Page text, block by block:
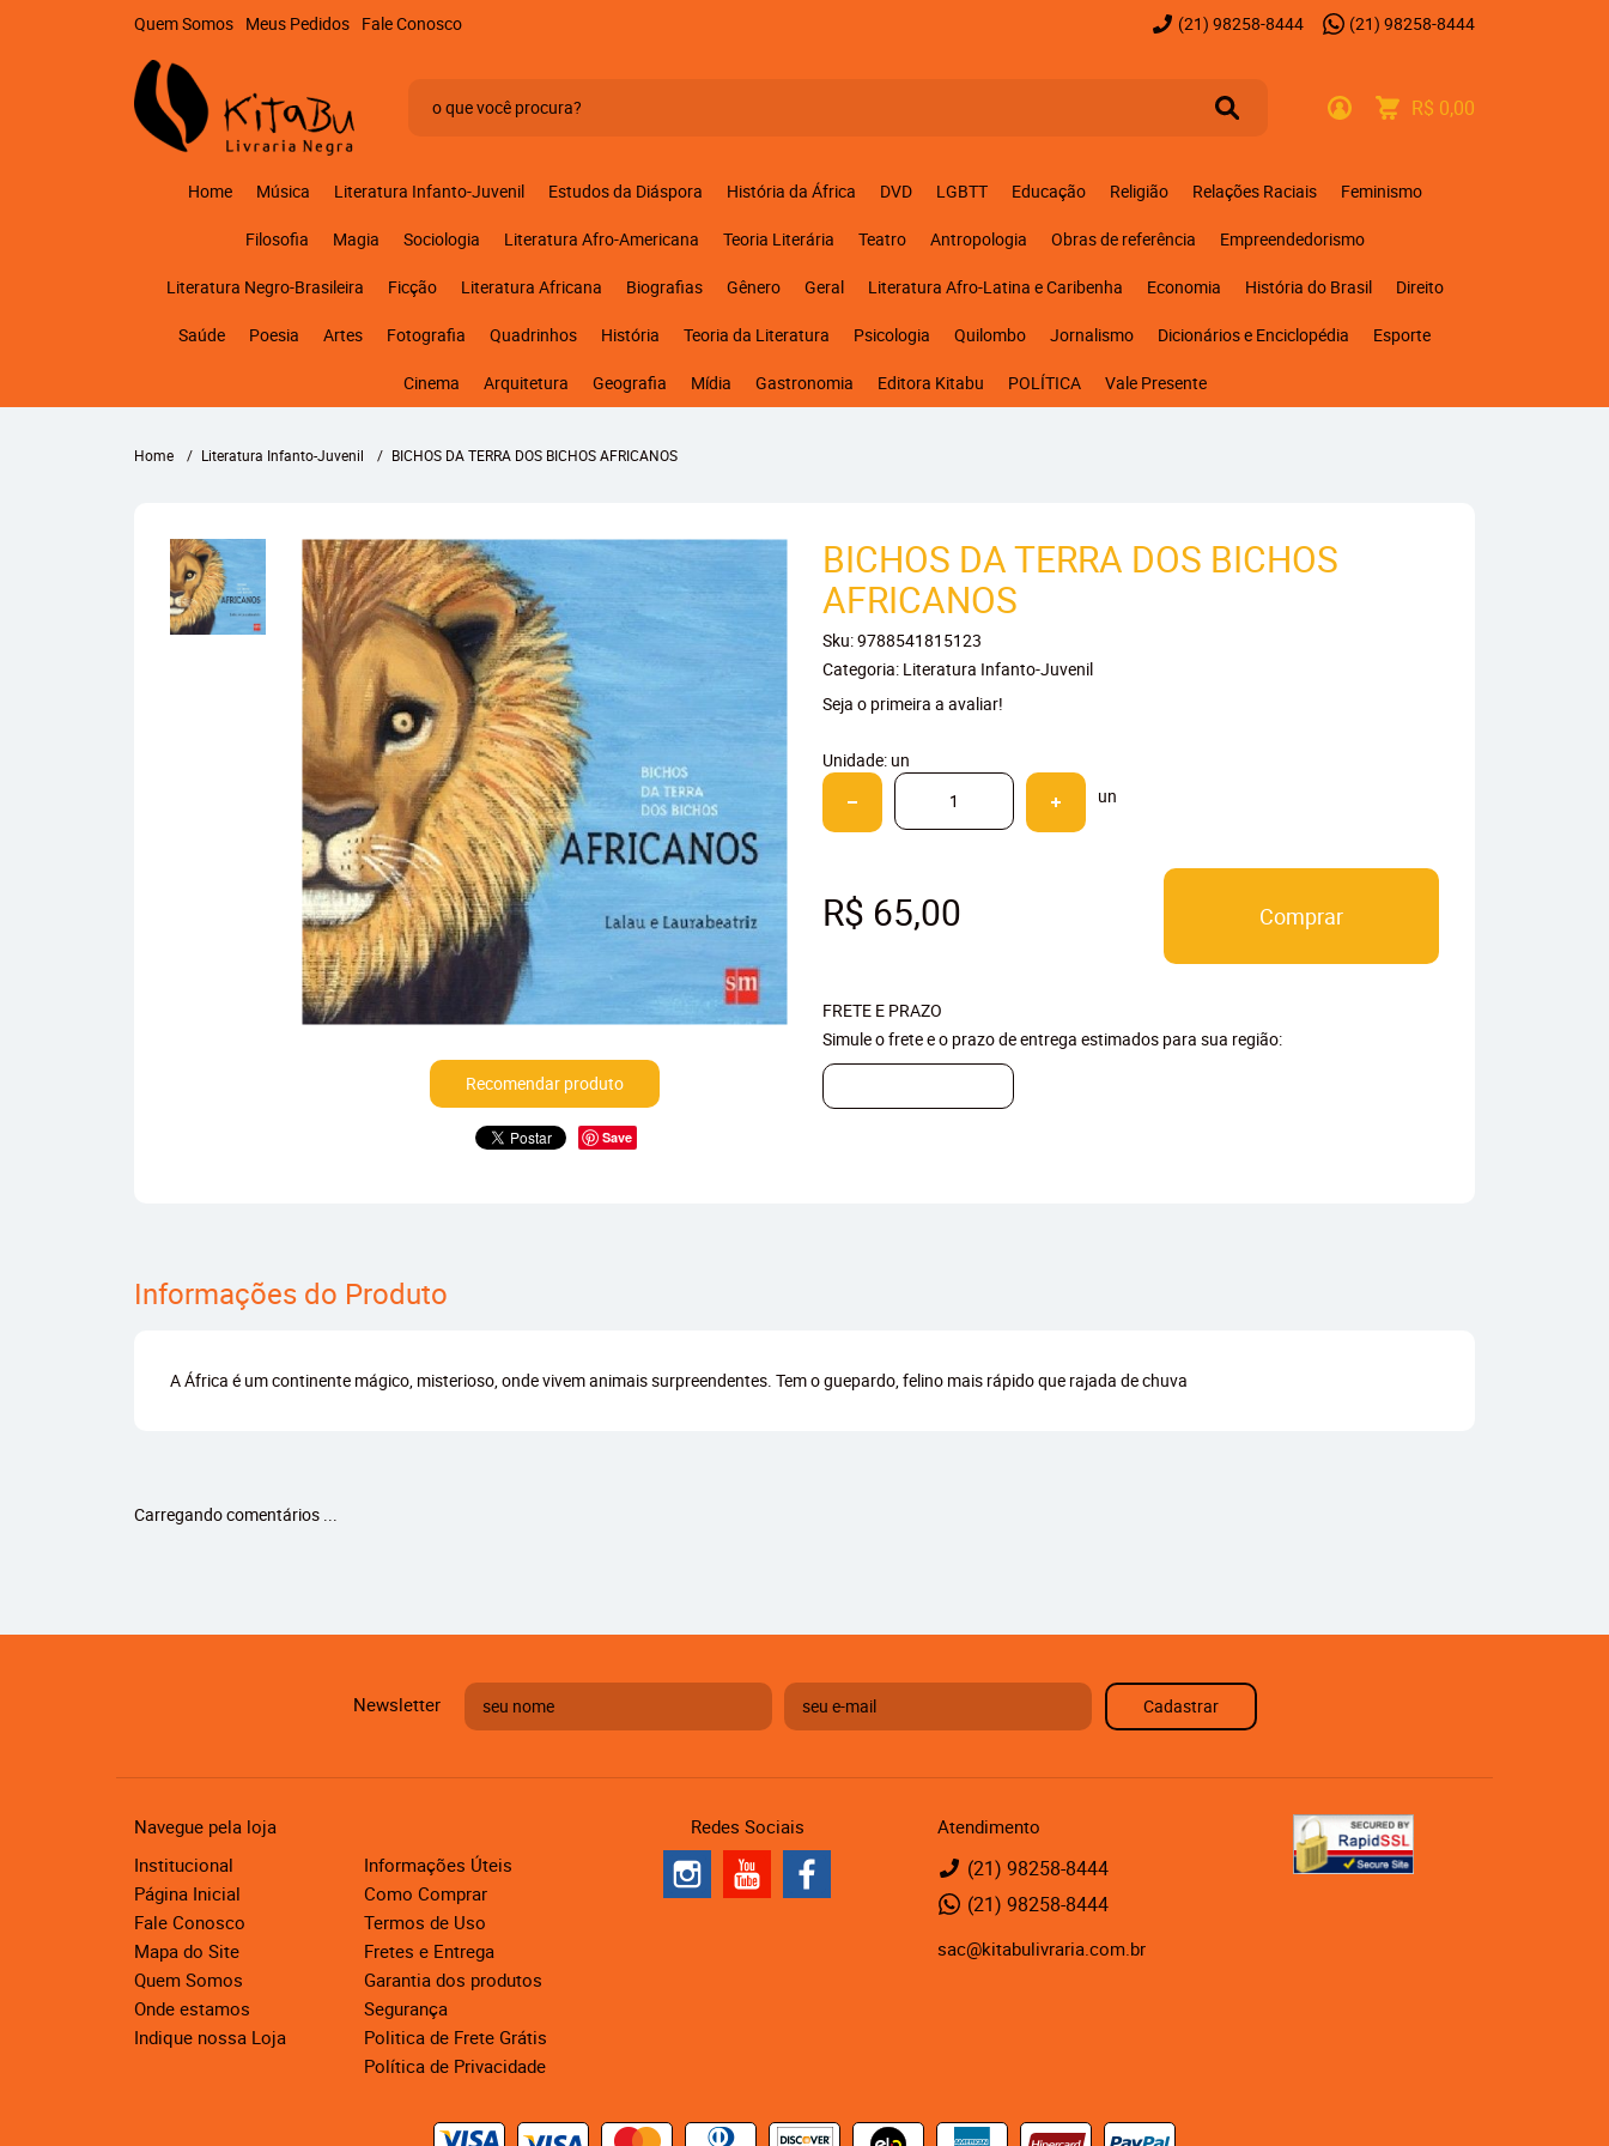
Quem Somos Meus Pedidos Fale Conosco (21) 98258-8444 (21) 98258-8444
R$ 0,00
Home Música Literatura Infanto-Juvenil Estudos da Diáspora História da África DVD LGBTT Educação Religião Relações Raciais Feminismo
Filosofia Magia Sociologia Literatura Afro-Americana Teoria Literária Teatro Antropologia Obras de referência Empreendedorismo
Literatura Negro-Brasileira Ficção Literatura Africana Biografias Gênero Geral Literatura Afro-Latina e Caribenha Economia História do Brasil Direito
Saúde Poesia Artes Fotografia Quadrinhos História Teoria da Literatura Psicologia Quilombo Jornalismo Dicionários e Enciclopédia Esporte
Cinema Arquitetura Geografia Mídia Gastronomia Editora Kitabu POLÍTICA Vale Presente
Home Literatura Infanto-Juvenil BICHOS DA TERRA DOS BICHOS AFRICANOS
Recomendar produto
Save
BICHOS DA TERRA DOS BICHOS
AFRICANOS
Sku:9788541815123
Categoria: Literatura Infanto-Juvenil
Seja o primeira a avaliar!
Unidade: un
un
R$ 65,00 Comprar
FRETE E PRAZO
Simule o frete e o prazo de entrega estimados para sua região:
Informações do Produto
A África é um continente mágico, misterioso, onde vivem animais surpreendentes. Tem o guepardo, felino mais rápido que rajada de chuva
Carregando comentários ...
Newsletter Cadastrar
Navegue pela loja
Institucional
Página Inicial
Fale Conosco
Mapa do Site
Quem Somos
Onde estamos
Indique nossa Loja
Informações Úteis
Como Comprar
Termos de Uso
Fretes e Entrega
Garantia dos produtos
Segurança
Politica de Frete Grátis
Política de Privacidade
Redes Sociais Atendimento
(21) 98258-8444
(21) 98258-8444
sac@kitabulivraria.com.br